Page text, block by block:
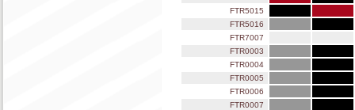
FTR5015
FTR5016
FTR7007
FTR0003
FTR0004
FTR0005
FTR0006
FTR0007